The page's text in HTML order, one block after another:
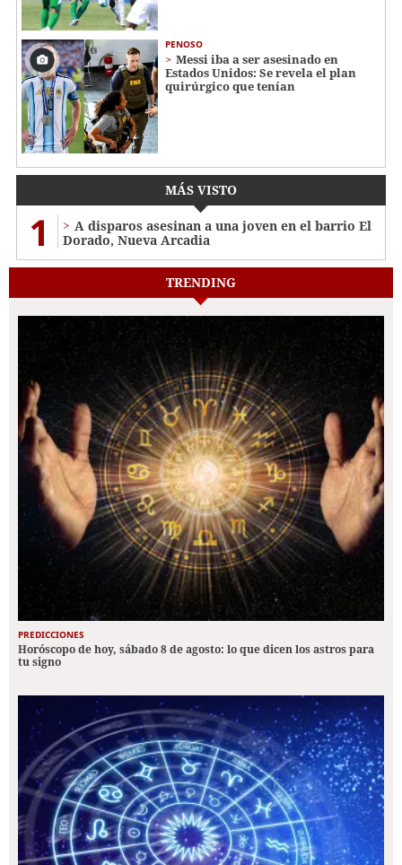
PENOSO
Messi iba a ser asesinado en
Estados Unidos: Se revela el plan
quirúrgico que tenían
MÁS VISTO
1
A disparos asesinan a una joven en el barrio El
Dorado, Nueva Arcadia
TRENDING
PREDICCIONES
Horóscopo de hoy, sábado 8 de agosto: lo que dicen los astros para
tu signo